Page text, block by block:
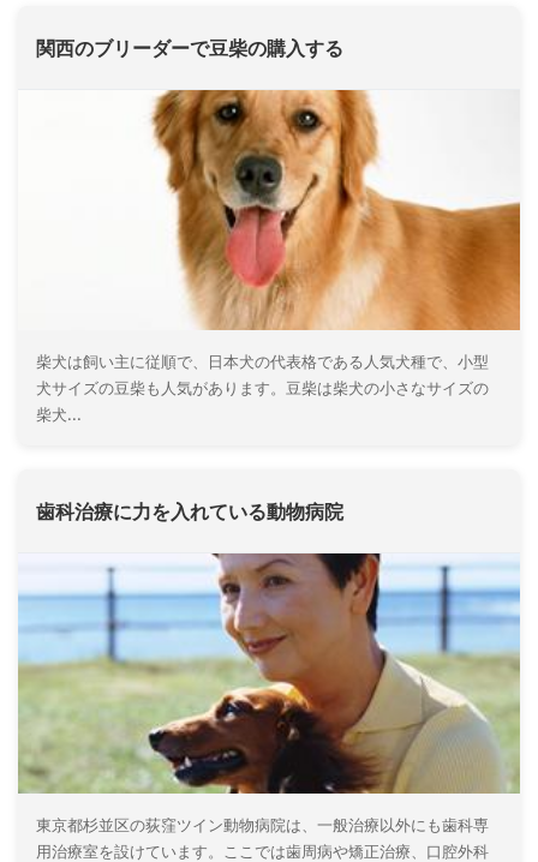
関西のブリーダーで豆柴の購入する
柴犬は飼い主に従順で、日本犬の代表格である人気犬種で、小型
犬サイズの豆柴も人気があります。豆柴は柴犬の小さなサイズの
柴犬...
歯科治療に力を入れている動物病院
東京都杉並区の荻窪ツイン動物病院は、一般治療以外にも歯科専
用治療室を設けています。ここでは歯周病や矯正治療、口腔外科